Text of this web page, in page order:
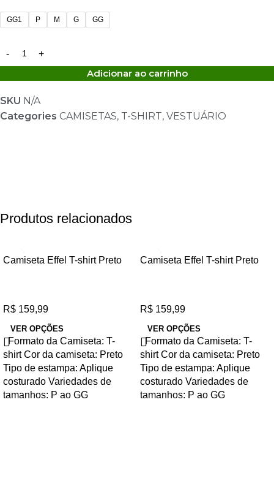
GG1 P M G GG
Adicionar ao carrinho
SKU N/A
Categories CAMISETAS, T-SHIRT, VESTUÁRIO
Produtos relacionados
Camiseta Effel T-shirt Preto
R$ 159,99
VER OPÇÕES
Formato da Camiseta: T-
shirt Cor da camiseta: Preto
Tipo de estampa: Aplique
costurado Variedades de
tamanhos: P ao GG
Camiseta Effel T-shirt Preto
R$ 159,99
VER OPÇÕES
Formato da Camiseta: T-
shirt Cor da camiseta: Preto
Tipo de estampa: Aplique
costurado Variedades de
tamanhos: P ao GG